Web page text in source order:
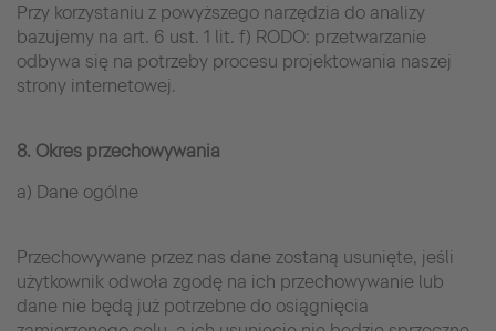
Przy korzystaniu z powyższego narzędzia do analizy
bazujemy na art. 6 ust. 1 lit. f) RODO: przetwarzanie
odbywa się na potrzeby procesu projektowania naszej
strony internetowej.
8. Okres przechowywania
a) Dane ogólne
Przechowywane przez nas dane zostaną usunięte, jeśli
użytkownik odwoła zgodę na ich przechowywanie lub
dane nie będą już potrzebne do osiągnięcia